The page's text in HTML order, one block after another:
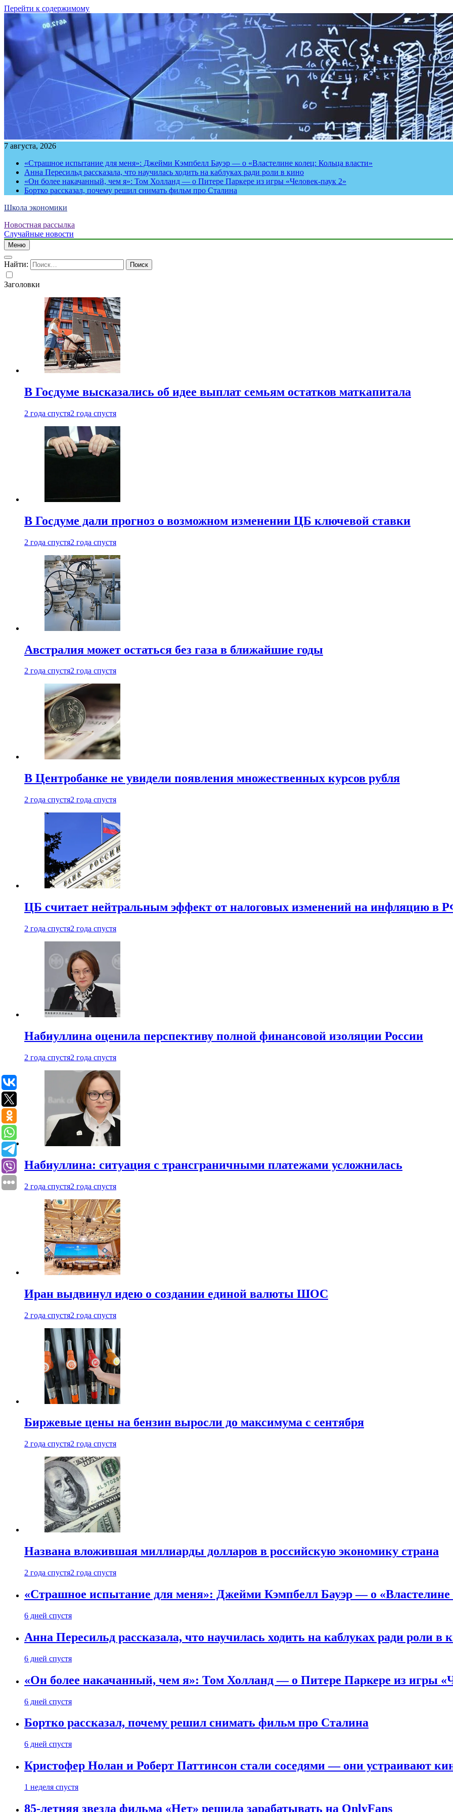
Перейти к содержимому
7 августа, 2026
«Страшное испытание для меня»: Джейми Кэмпбелл Бауэр — о «Властелине колец: Кольца власти»
Анна Пересильд рассказала, что научилась ходить на каблуках ради роли в кино
«Он более накачанный, чем я»: Том Холланд — о Питере Паркере из игры «Человек-паук 2»
Бортко рассказал, почему решил снимать фильм про Сталина
Школа экономики
Новостная рассылка
Случайные новости
Меню
Найти:
Заголовки
В Госдуме высказались об идее выплат семьям остатков маткапитала
2 года спустя2 года спустя
В Госдуме дали прогноз о возможном изменении ЦБ ключевой ставки
2 года спустя2 года спустя
Австралия может остаться без газа в ближайшие годы
2 года спустя2 года спустя
В Центробанке не увидели появления множественных курсов рубля
2 года спустя2 года спустя
ЦБ считает нейтральным эффект от налоговых изменений на инфляцию в
2 года спустя2 года спустя
Набиуллина оценила перспективу полной финансовой изоляции России
2 года спустя2 года спустя
Набиуллина: ситуация с трансграничными платежами усложнилась
2 года спустя2 года спустя
Иран выдвинул идею о создании единой валюты ШОС
2 года спустя2 года спустя
Биржевые цены на бензин выросли до максимума с сентября
2 года спустя2 года спустя
Названа вложившая миллиарды долларов в российскую экономику страна
2 года спустя2 года спустя
«Страшное испытание для меня»: Джейми Кэмпбелл Бауэр — о «Властелине
6 дней спустя
Анна Пересильд рассказала, что научилась ходить на каблуках ради роли в
6 дней спустя
«Он более накачанный, чем я»: Том Холланд — о Питере Паркере из игры
6 дней спустя
Бортко рассказал, почему решил снимать фильм про Сталина
6 дней спустя
Кристофер Нолан и Роберт Паттинсон стали соседями — они устраивают
1 неделя спустя
85-летняя звезда фильма «Нет» решила зарабатывать на OnlyFans